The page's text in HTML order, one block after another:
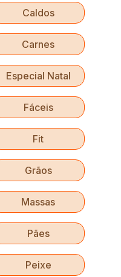
Caldos
Carnes
Especial Natal
Fáceis
Fit
Grãos
Massas
Pães
Peixe